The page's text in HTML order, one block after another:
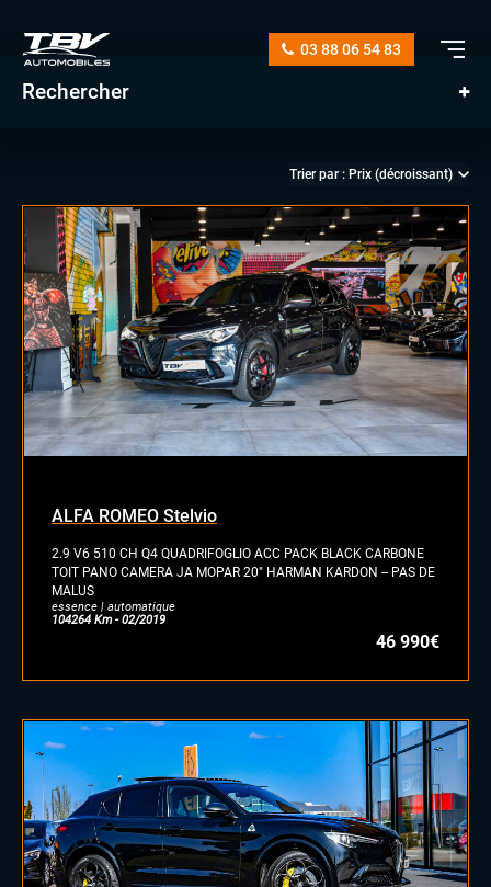
03 88 06 54 83
Rechercher
manuelle
automatique
diesel
électrique
GPL
autre
ALFA ROMEO Stelvio
2.9 V6 510 CH Q4 QUADRIFOGLIO ACC PACK BLACK CARBONE
TOIT PANO CAMERA JA MOPAR 20″ HARMAN KARDON -- PAS DE
MALUS
essence | automatique
104264 Km - 02/2019
46 990€